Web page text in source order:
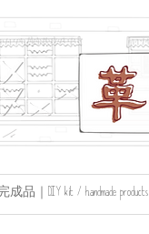
品｜DIY kit / handmade products